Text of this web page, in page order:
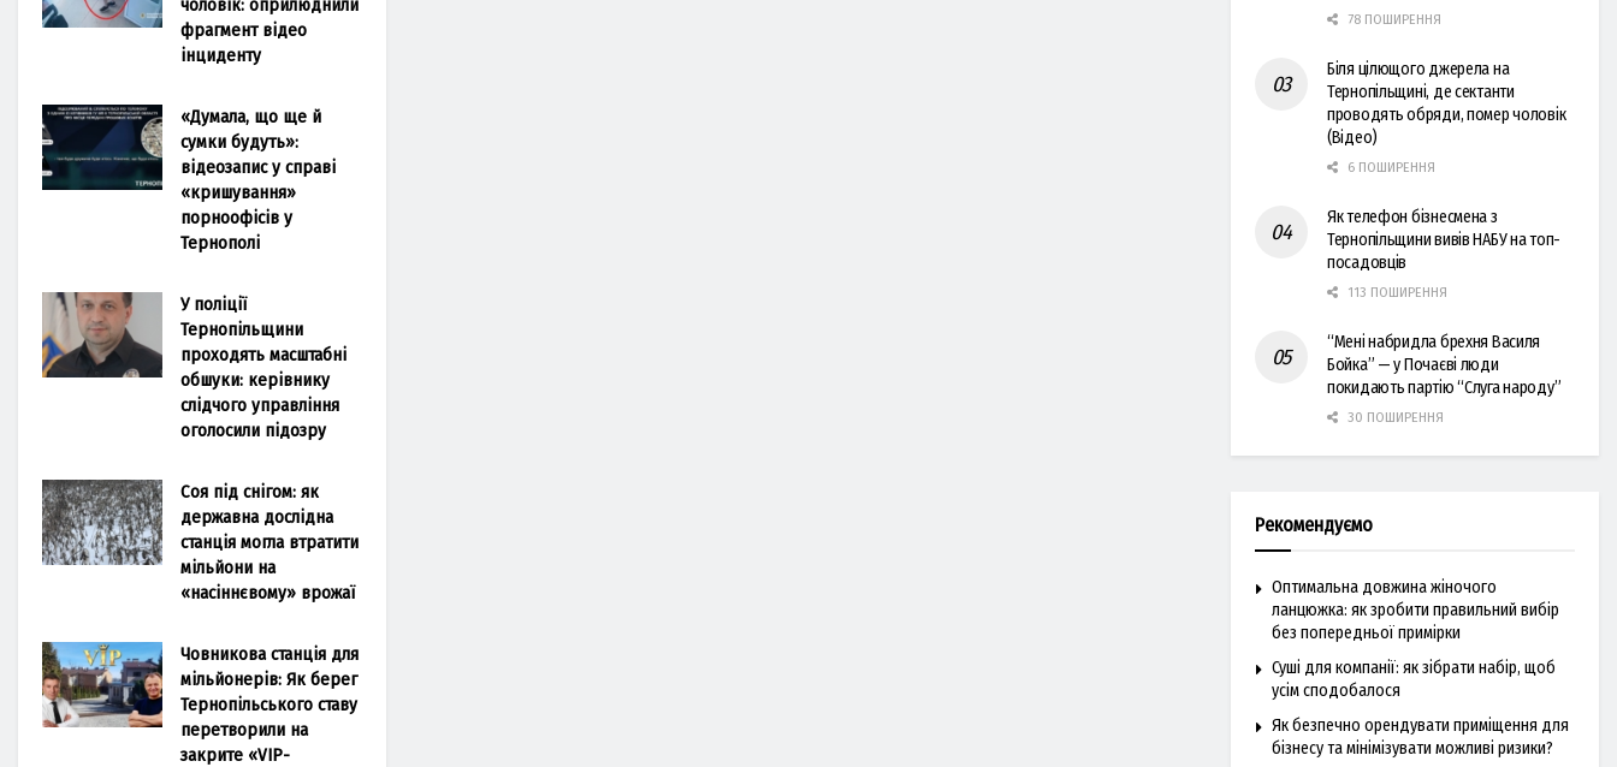
фрагмент відео
інциденту
«Думала, що ще й
сумки будуть»:
відеозапис у справі
«кришування»
порноофісів у
Тернополі
У поліції
Тернопільщини
проходять масштабні
обшуки: керівнику
слідчого управління
оголосили підозру
Соя під снігом: як
державна дослідна
станція могла втратити
мільйони на
«насіннєвому» врожаї
Човникова станція для
мільйонерів: Як берег
Тернопільського ставу
перетворили на
закрите «VIP-
78 ПОШИРЕННЯ
Біля цілющого джерела на
Тернопільщині, де сектанти
проводять обряди, помер чоловік
(Відео)
6 ПОШИРЕННЯ
Як телефон бізнесмена з
Тернопільщини вивів НАБУ на топ-
посадовців
113 ПОШИРЕННЯ
“Мені набридла брехня Василя
Бойка” — у Почаєві люди
покидають партію “Слуга народу”
30 ПОШИРЕННЯ
Рекомендуємо
Оптимальна довжина жіночого
ланцюжка: як зробити правильний вибір
без попередньої примірки
Суші для компанії: як зібрати набір, щоб
усім сподобалося
Як безпечно орендувати приміщення для
бізнесу та мінімізувати можливі ризики?